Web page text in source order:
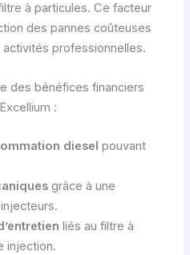
à particules. Ce facteur
des pannes coûteuses
professionnelles.
des bénéfices financiers
:
diesel pouvant
grâce à une
liés au filtre à
injection.